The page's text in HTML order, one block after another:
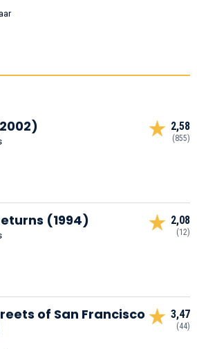
2,58
(855)
(1994) 2,08
(12)
of San Francisco
3,47
(44)